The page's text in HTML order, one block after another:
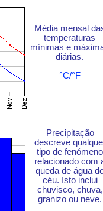
Média mensal
temperaturas
mínimas e
diárias.
°C/°F
Precipitação
descreve
tipo de fenómeno
relacionado com
queda de água
céu. Isto inclui
chuvisco, chuva,
granizo ou neve.